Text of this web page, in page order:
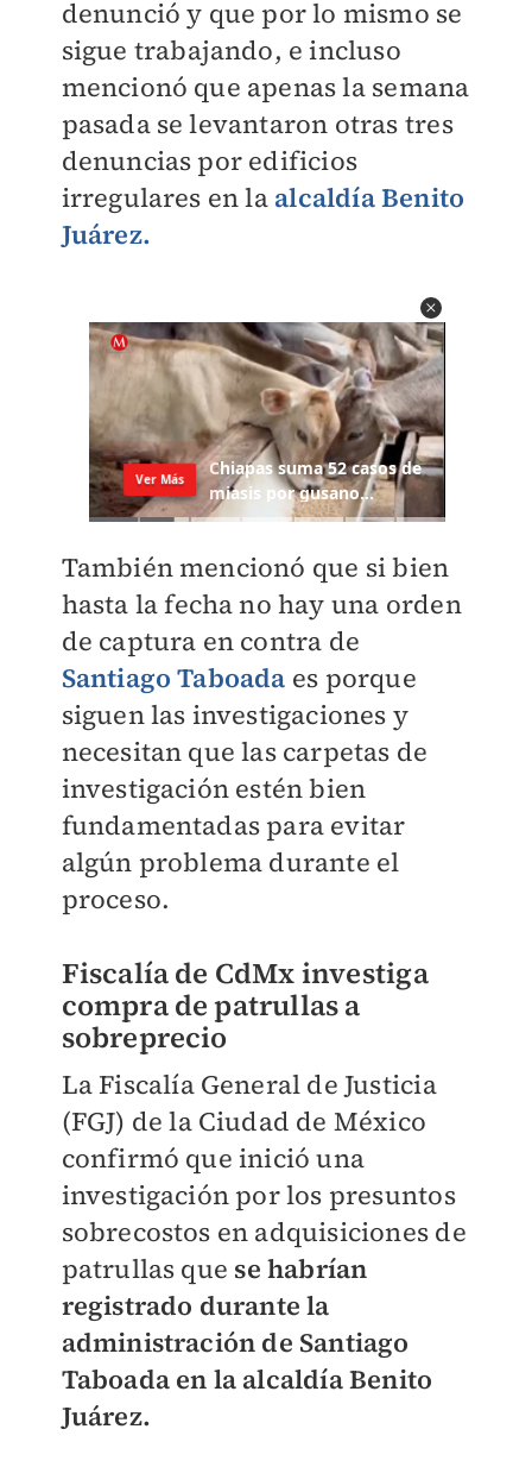
denunció y que por lo mismo se
sigue trabajando, e incluso
mencionó que apenas la semana
pasada se levantaron otras tres
denuncias por edificios
irregulares en la alcaldía Benito
Juárez.
También mencionó que si bien
hasta la fecha no hay una orden
de captura en contra de
Santiago Taboada es porque
siguen las investigaciones y
necesitan que las carpetas de
investigación estén bien
fundamentadas para evitar
algún problema durante el
proceso.
Fiscalía de CdMx investiga
compra de patrullas a
sobreprecio
La Fiscalía General de Justicia
(FGJ) de la Ciudad de México
confirmó que inició una
investigación por los presuntos
sobrecostos en adquisiciones de
patrullas que se habrían
registrado durante la
administración de Santiago
Taboada en la alcaldía Benito
Juárez.